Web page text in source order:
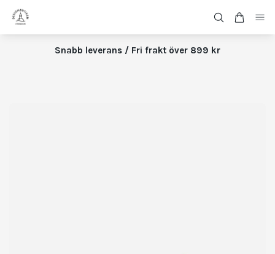
Snabb leverans / Fri frakt över 899 kr